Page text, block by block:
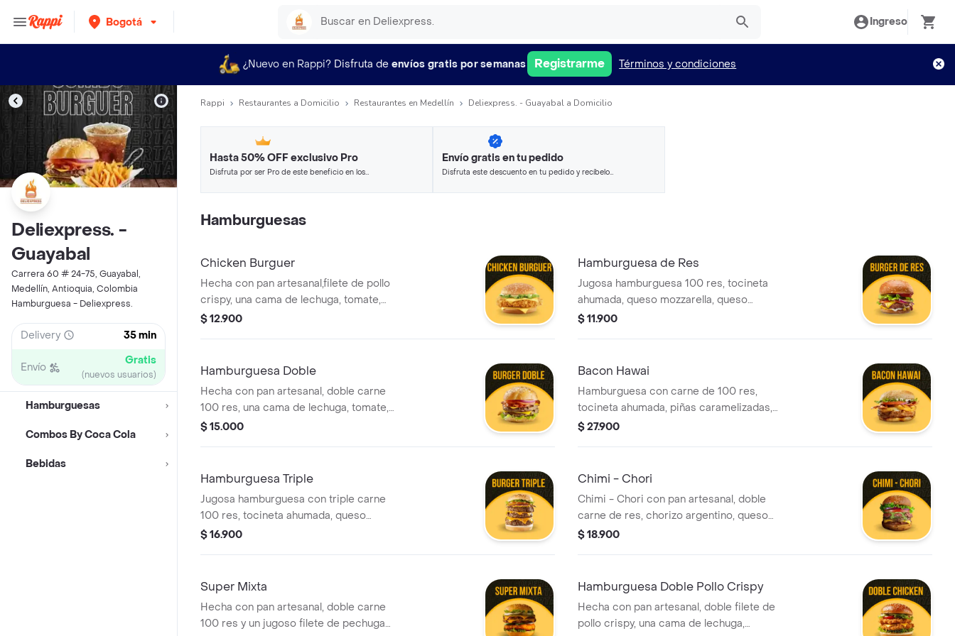
Bogotá Ingreso
¿Nuevo en Rappi? Disfruta de envíos gratis por semanas Registrarme Términos y condiciones
Deliexpress. -
Guayabal
Carrera 60 # 24-75, Guayabal,
Medellín, Antioquia, Colombia
Hamburguesa - Deliexpress.
Delivery 35 min
Envío Gratis
(nuevos usuarios)
Hamburguesas
Combos By Coca Cola
Bebidas
Rappi Restaurantes a Domicilio Restaurantes en Medellín Deliexpress. - Guayabal a Domicilio
Hasta 50% OFF exclusivo Pro
Disfruta por ser Pro de este beneficio en los
Envío gratis en tu pedido
Disfruta este descuento en tu pedido y recíbelo
Hamburguesas
Chicken Burguer
Hecha con pan artesanal,filete de pollo
crispy, una cama de lechuga, tomate,
cebolla caramelizada, tocineta ahumada,
$ 12.900
Hamburguesa de Res
Jugosa hamburguesa 100 res, tocineta
ahumada, queso mozzarella, queso
cheddar, queso parmesano, sobre una
$ 11.900
Hamburguesa Doble
Hecha con pan artesanal, doble carne
100 res, una cama de lechuga, tomate,
cebolla caramelizada, tocineta ahumada,
$ 15.000
Bacon Hawai
Hamburguesa con carne de 100 res,
tocineta ahumada, piñas caramelizadas,
queso mozarella, tomate, lechuga,
$ 27.900
Hamburguesa Triple
Jugosa hamburguesa con triple carne
100 res, tocineta ahumada, queso
mozzarella, salsa de queso cheddar, bbq
$ 16.900
Chimi - Chori
Chimi - Chori con pan artesanal, doble
carne de res, chorizo argentino, queso
mozzarella, lechuga, tomate, cebolla, salsa
$ 18.900
Super Mixta
Hecha con pan artesanal, doble carne
100 res y un jugoso filete de pechuga
Hamburguesa Doble Pollo Crispy
Hecha con pan artesanal, doble filete de
pollo crispy, una cama de lechuga,